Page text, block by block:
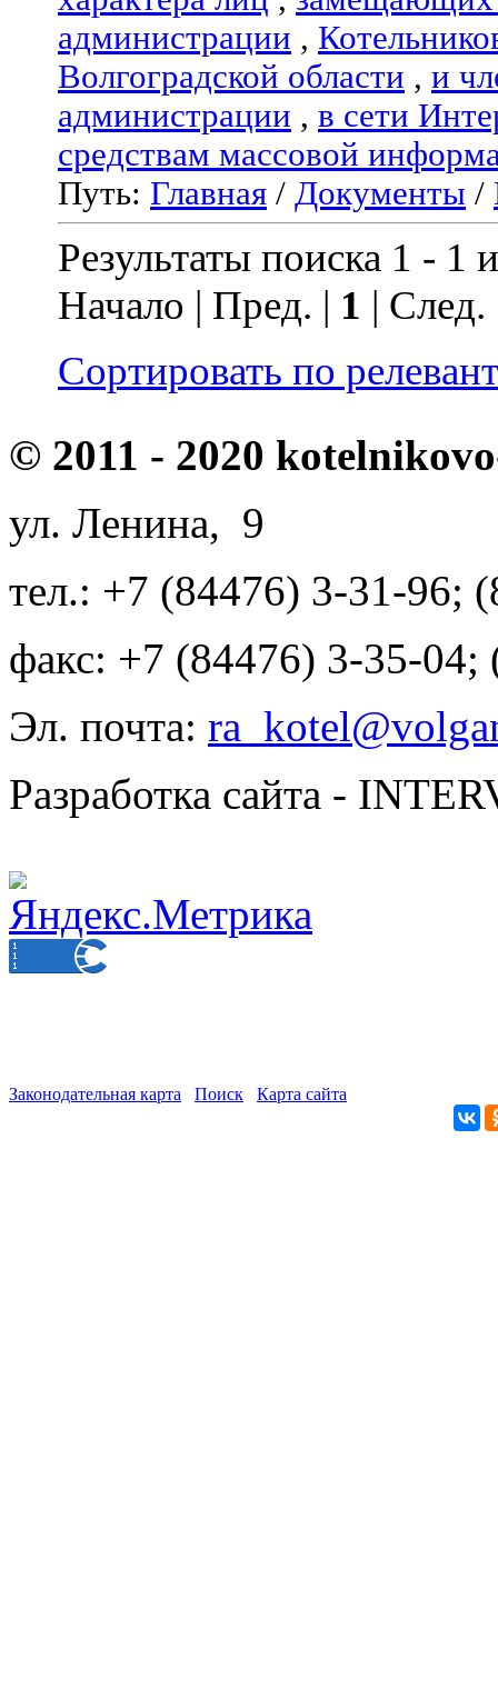
администрации ,
Волгоградской области , и
администрации , в сети
средствам массовой
Путь: Главная / Документы /
Результаты поиска 1 - 1
Начало | Пред. | 1 |
Сортировать по
© 2011 - 2020
ул. Ленина, 9
тел.: +7 (84476) 3-31-96;
факс: +7 (84476) 3-35-04;
Эл. почта:
Разработка сайта -
Законодательная карта Поиск Карта сайта